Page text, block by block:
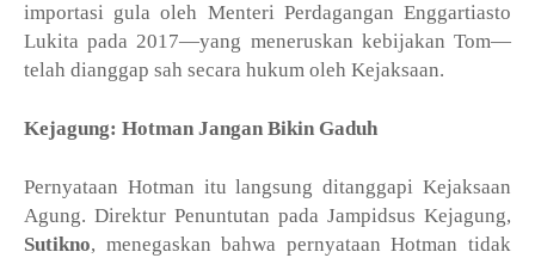
importasi gula oleh Menteri Perdagangan Enggartiasto
Lukita pada 2017—yang meneruskan kebijakan Tom—
telah dianggap sah secara hukum oleh Kejaksaan.
Kejagung: Hotman Jangan Bikin Gaduh
Pernyataan Hotman itu langsung ditanggapi Kejaksaan
Agung. Direktur Penuntutan pada Jampidsus Kejagung,
Sutikno, menegaskan bahwa pernyataan Hotman tidak